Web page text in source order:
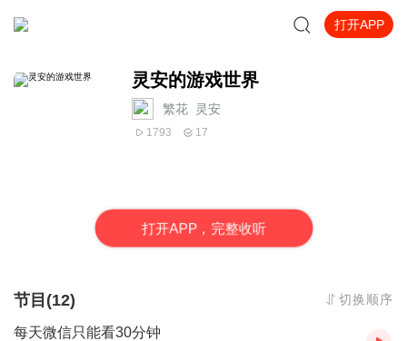
打开APP
灵安的游戏世界
繁花_灵安
1793 17
打开APP，完整收听
节目(12) 切换顺序
每天微信只能看30分钟